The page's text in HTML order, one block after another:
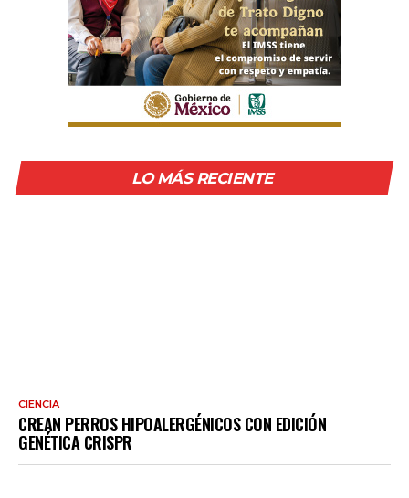
LO MÁS RECIENTE
CIENCIA
CREAN PERROS HIPOALERGÉNICOS CON EDICIÓN
GENÉTICA CRISPR